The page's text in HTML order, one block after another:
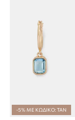
-5% ΜΕ ΚΩΔΙΚΟ: TAN